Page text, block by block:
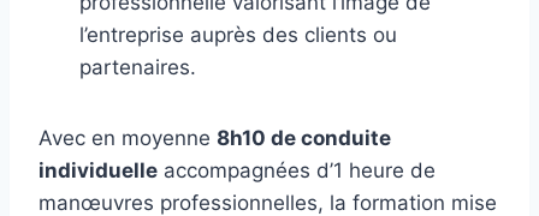
l’entreprise auprès des clients ou
partenaires.
Avec en moyenne 8h10 de conduite
individuelle accompagnées d’1 heure de
manœuvres professionnelles, la formation mise